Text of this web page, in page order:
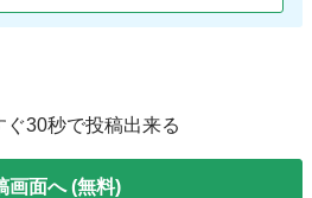
ぐ30秒で投稿出来る
画面へ (無料)